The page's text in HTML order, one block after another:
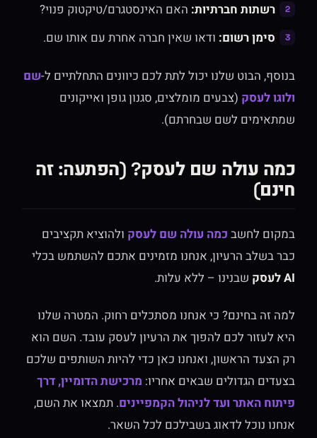
רשתות חברתיות:האם האינסטגרם/טיקטוק פנוי?
סימן רשום:ודאו שאין חברה אחרת עם אותו שם.
בנוסף, הבוט שלנו יכול לתת לכם כיוונים התחלתיים ל-שם
ולוגו לעסק(צבעים מומלצים, סגנון גופן ואייקונים
שמתאימים לשם שבחרתם).
כמה עולה שם לעסק? (הפתעה: זה
חינם)
במקום לחשבכמה עולה שם לעסקולהוציא תקציבים
כבר בשלב הרעיון, אנחנו מזמינים אתכם להשתמש בכלי
AI לעסק
שבנינו – ללא עלות.
למה זה בחינם? כי אנחנו מסתכלים רחוק. המטרה שלנו
היא לעזור לכם להפוך את הרעיון לעסק עובד. השם הוא
רק הצעד הראשון, ואנחנו כאן כדי להיות השותפים שלכם
בצעדים הגדולים שבאים אחריו: מרכישת הדומיין, דרך
פיתוח האתר ועד לניהול הקמפיינים. תמצאו את השם,
אנחנו נוכל לדאוג בשבילכם לכל השאר.